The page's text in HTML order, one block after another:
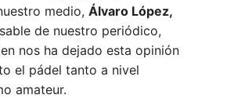
medio, Álvaro López,
de nuestro periódico,
nos ha dejado esta opinión
el pádel tanto a nivel
amateur.